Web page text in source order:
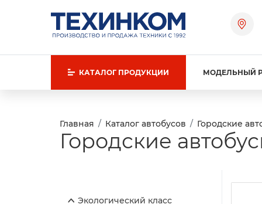
КАТАЛОГ ПРОДУКЦИИ МОДЕЛЬНЫЙ
Главная Каталог автобусов Городские
Городские
Экологический класс